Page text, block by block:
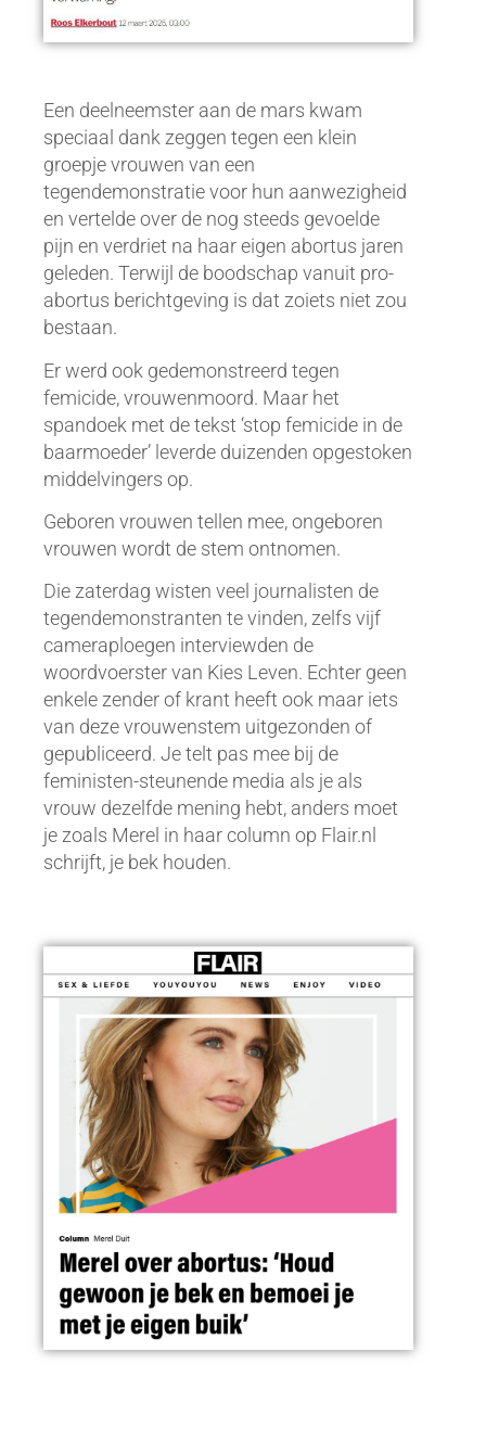
Een deelneemster aan de mars kwam
speciaal dank zeggen tegen een klein
groepje vrouwen van een
tegendemonstratie voor hun aanwezigheid
en vertelde over de nog steeds gevoelde
pijn en verdriet na haar eigen abortus jaren
geleden. Terwijl de boodschap vanuit pro-
abortus berichtgeving is dat zoiets niet zou
bestaan.
Er werd ook gedemonstreerd tegen
femicide, vrouwenmoord. Maar het
spandoek met de tekst ‘stop femicide in de
baarmoeder’ leverde duizenden opgestoken
middelvingers op.
Geboren vrouwen tellen mee, ongeboren
vrouwen wordt de stem ontnomen.
Die zaterdag wisten veel journalisten de
tegendemonstranten te vinden, zelfs vijf
cameraploegen interviewden de
woordvoerster van Kies Leven. Echter geen
enkele zender of krant heeft ook maar iets
van deze vrouwenstem uitgezonden of
gepubliceerd. Je telt pas mee bij de
feministen-steunende media als je als
vrouw dezelfde mening hebt, anders moet
je zoals Merel in haar column op Flair.nl
schrijft, je bek houden.